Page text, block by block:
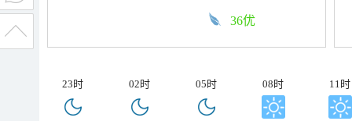
36优
23时 02时 05时 08时 11时